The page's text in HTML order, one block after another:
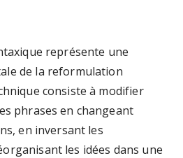
représente une
de la reformulation
consiste à modifier
phrases en changeant
en inversant les
les idées dans une